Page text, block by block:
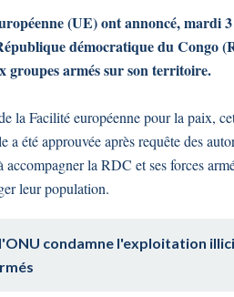
(UE) ont annoncé, mardi
démocratique du Congo
groupes armés sur son territoire.
la Facilité européenne pour la paix,
été approuvée après requête des
accompagner la RDC et ses forces
leur population.
l'ONU condamne l'exploitation